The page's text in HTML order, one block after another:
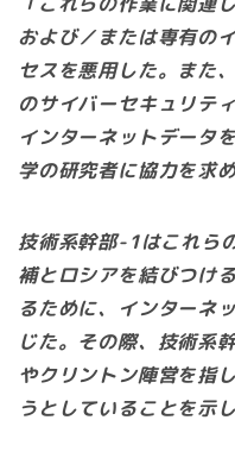
および／または専有の
セスを悪用した。また
のサイバーセキュリテ
インターネットデータ
学の研究者に協力を求め
技術系幹部-1はこれら
補とロシアを結びつけ
るために、インターネ
じた。その際、技術系
やクリントン陣営を指
うとしていることを示